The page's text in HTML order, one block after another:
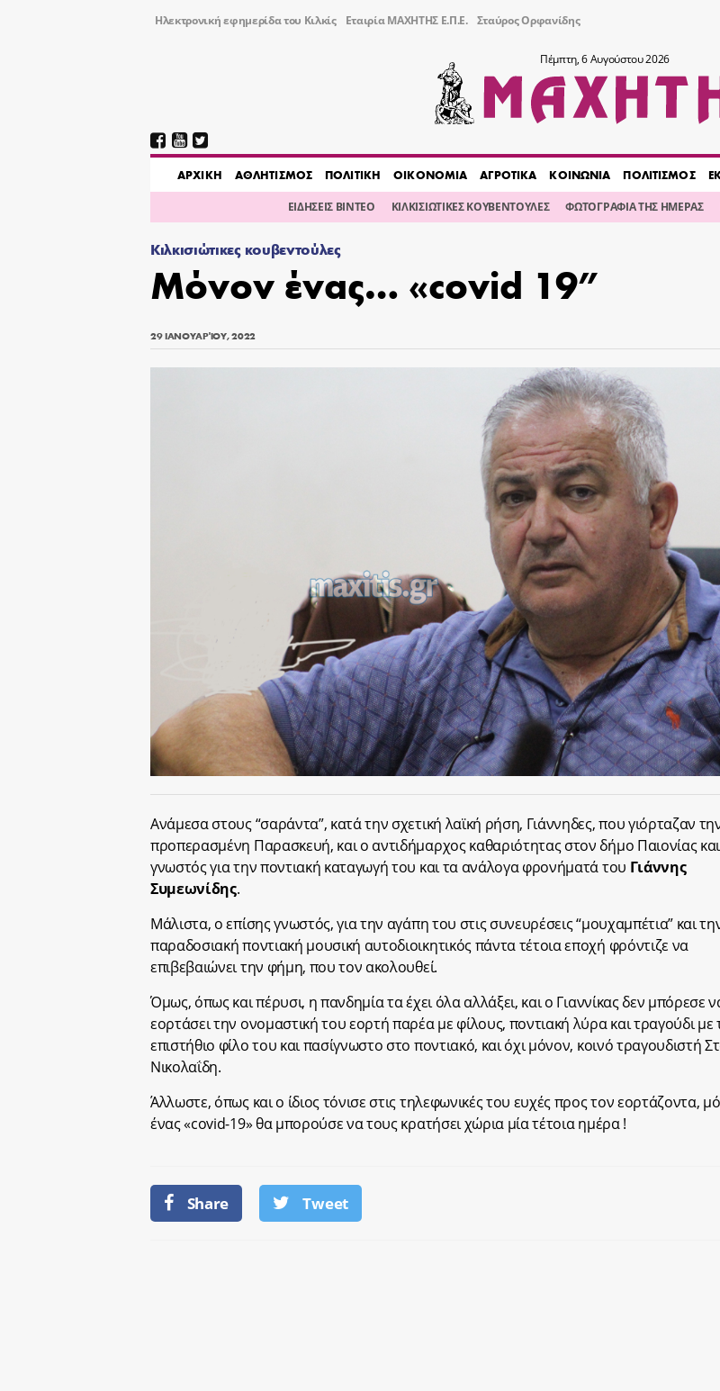
Ηλεκτρονική εφημερίδα του Κιλκίς Εταιρία ΜΑΧΗΤΗΣ Ε.Π.Ε. Σταύρος Ορφανίδης
Πέμπτη, 6 Αυγούστου 2026
AΡΧΙΚΗ ΑΘΛΗΤΙΣΜΟΣ ΠΟΛΙΤΙΚΗ ΟΙΚΟΝΟΜΙΑ ΑΓΡΟΤΙΚΑ ΚΟΙΝΩΝΙΑ ΠΟΛΙΤΙΣΜΟΣ
ΕΙΔΗΣΕΙΣ ΒΙΝΤΕΟ ΚΙΛΚΙΣΙΩΤΙΚΕΣ ΚΟΥΒΕΝΤΟΥΛΕΣ ΦΩΤΟΓΡΑΦΙΑ ΤΗΣ ΗΜΕΡΑΣ
Κιλκισιώτικες κουβεντούλες
Μόνον ένας… «covid 19”
29 ΙΑΝΟΥΑΡΊΟΥ, 2022
Ανάμεσα στους “σαράντα”, κατά την σχετική λαϊκή ρήση, Γιάννηδες, που γιόρταζαν
προπερασμένη Παρασκευή, και ο αντιδήμαρχος καθαριότητας στον δήμο Παιονίας και
γνωστός για την ποντιακή καταγωγή του και τα ανάλογα φρονήματά του Γιάννης
Συμεωνίδης.
Μάλιστα, ο επίσης γνωστός, για την αγάπη του στις συνευρέσεις “μουχαμπέτια” και
παραδοσιακή ποντιακή μουσική αυτοδιοικητικός πάντα τέτοια εποχή φρόντιζε να
επιβεβαιώνει την φήμη, που τον ακολουθεί.
Όμως, όπως και πέρυσι, η πανδημία τα έχει όλα αλλάξει, και ο Γιαννίκας δεν μπόρεσε
εορτάσει την ονομαστική του εορτή παρέα με φίλους, ποντιακή λύρα και τραγούδι με
επιστήθιο φίλο του και πασίγνωστο στο ποντιακό, και όχι μόνον, κοινό τραγουδιστή
Νικολαΐδη.
Άλλωστε, όπως και ο ίδιος τόνισε στις τηλεφωνικές του ευχές προς τον εορτάζοντα,
ένας «covid-19» θα μπορούσε να τους κρατήσει χώρια μία τέτοια ημέρα !
Share Tweet